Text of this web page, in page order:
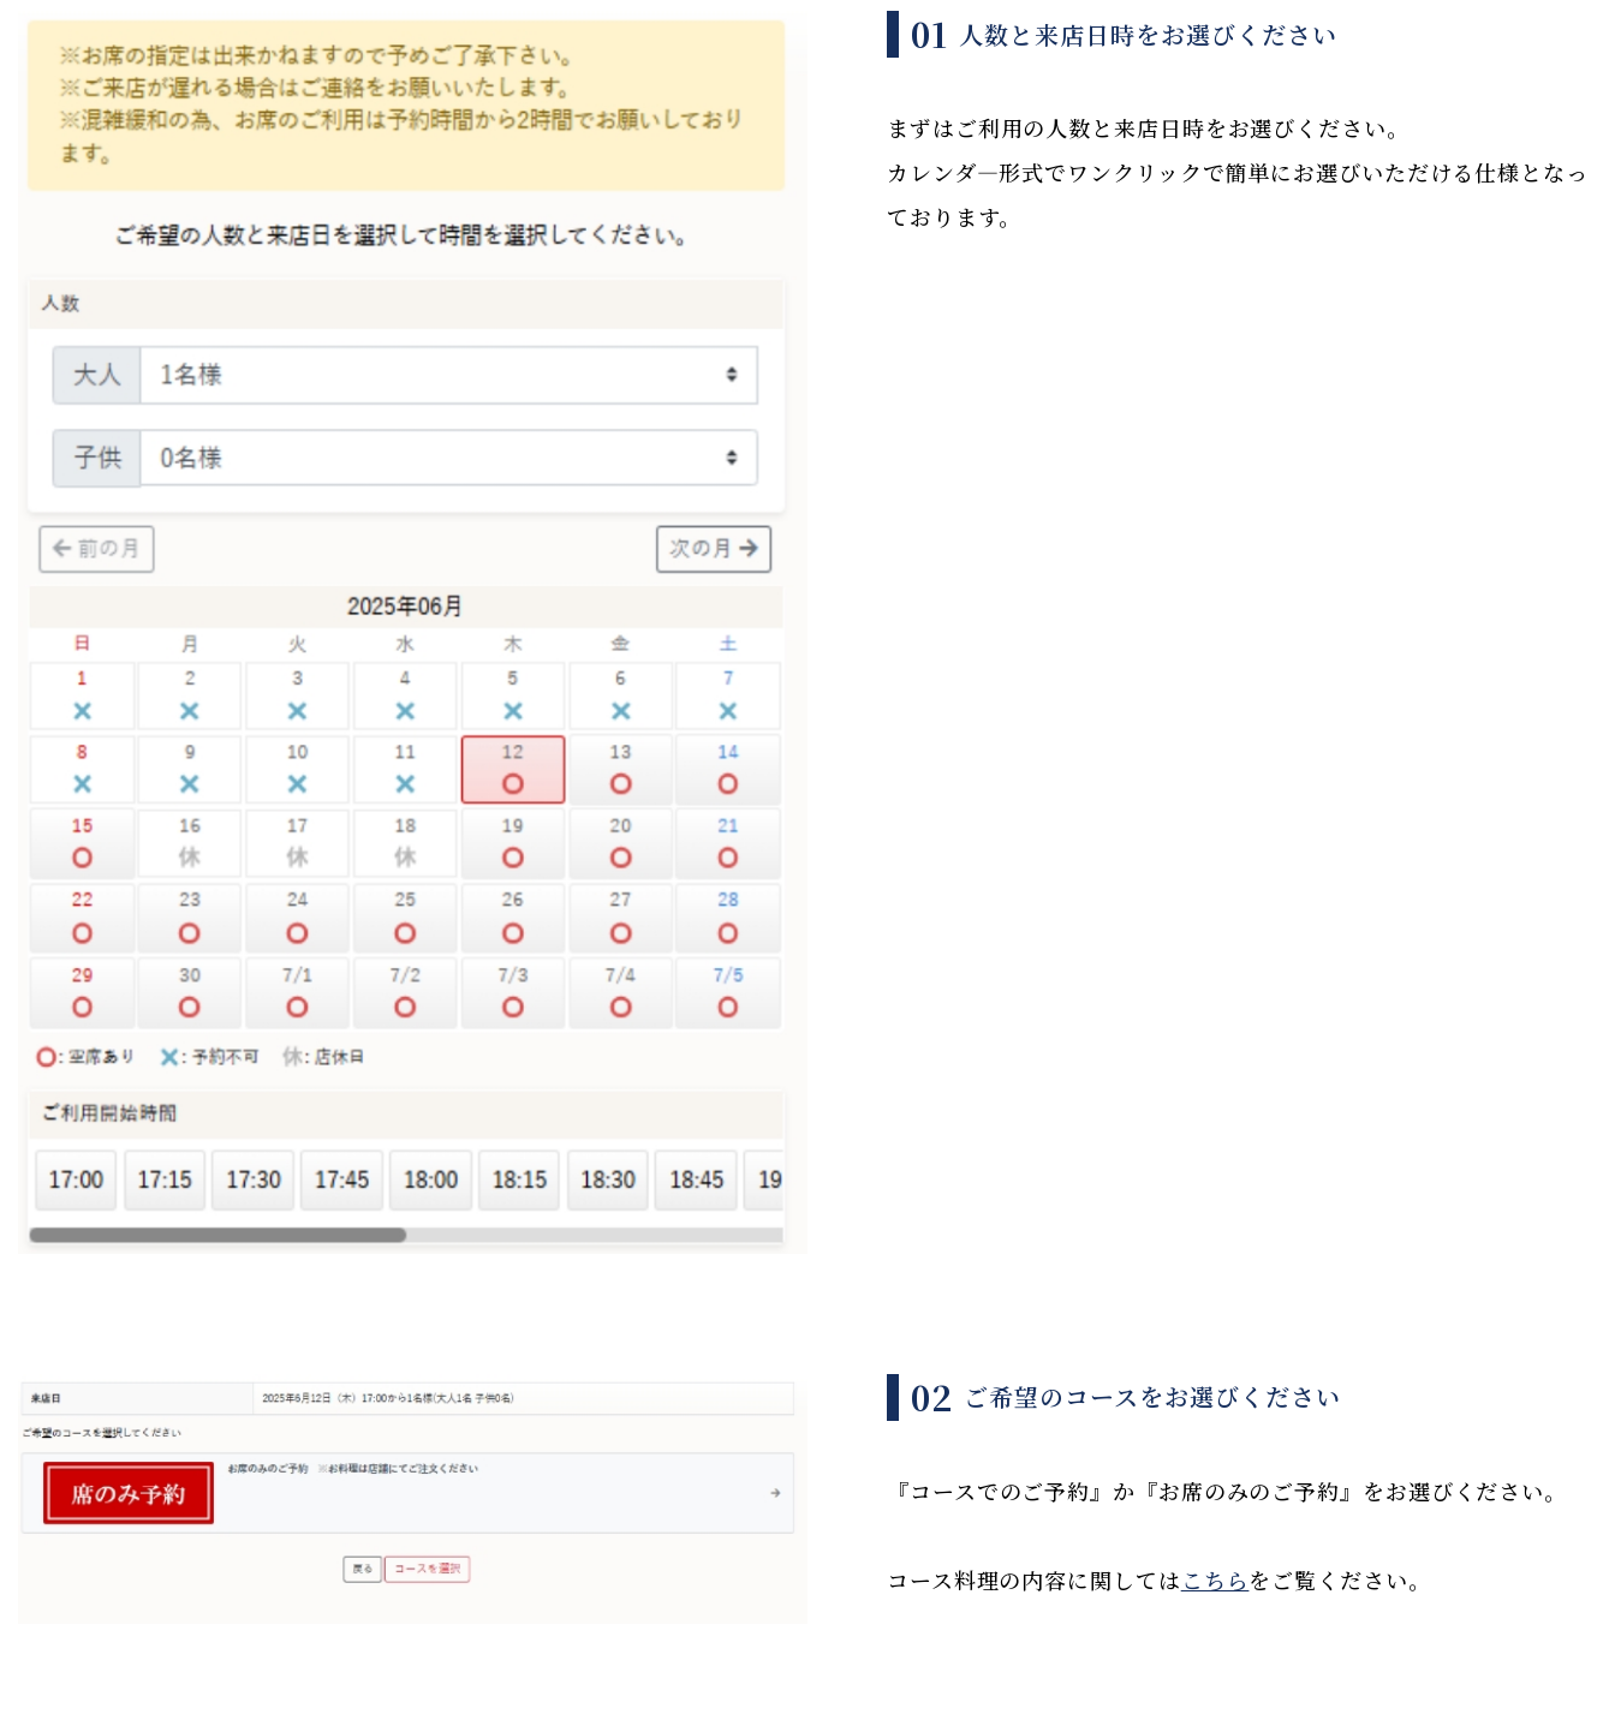
01 人数と来店日時をお選びください
まずはご利用の人数と来店日時をお選びください。
カレンダ―形式でワンクリックで簡単にお選びいただける仕様となっ
ております。
02 ご希望のコースをお選びください
『コースでのご予約』か『お席のみのご予約』をお選びください。
コース料理の内容に関してはこちらをご覧ください。